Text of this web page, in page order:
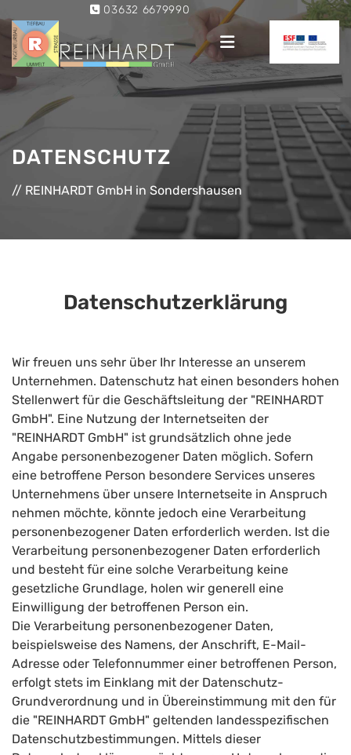
Zum Inhalt springen
 03632 6679990
DATENSCHUTZ
// REINHARDT GmbH in Sondershausen
Datenschutzerklärung
Wir freuen uns sehr über Ihr Interesse an unserem
Unternehmen. Datenschutz hat einen besonders hohen
Stellenwert für die Geschäftsleitung der "REINHARDT
GmbH". Eine Nutzung der Internetseiten der
"REINHARDT GmbH" ist grundsätzlich ohne jede
Angabe personenbezogener Daten möglich. Sofern
eine betroffene Person besondere Services unseres
Unternehmens über unsere Internetseite in Anspruch
nehmen möchte, könnte jedoch eine Verarbeitung
personenbezogener Daten erforderlich werden. Ist die
Verarbeitung personenbezogener Daten erforderlich
und besteht für eine solche Verarbeitung keine
gesetzliche Grundlage, holen wir generell eine
Einwilligung der betroffenen Person ein.
Die Verarbeitung personenbezogener Daten,
beispielsweise des Namens, der Anschrift, E-Mail-
Adresse oder Telefonnummer einer betroffenen Person,
erfolgt stets im Einklang mit der Datenschutz-
Grundverordnung und in Übereinstimmung mit den für
die "REINHARDT GmbH" geltenden landesspezifischen
Datenschutzbestimmungen. Mittels dieser